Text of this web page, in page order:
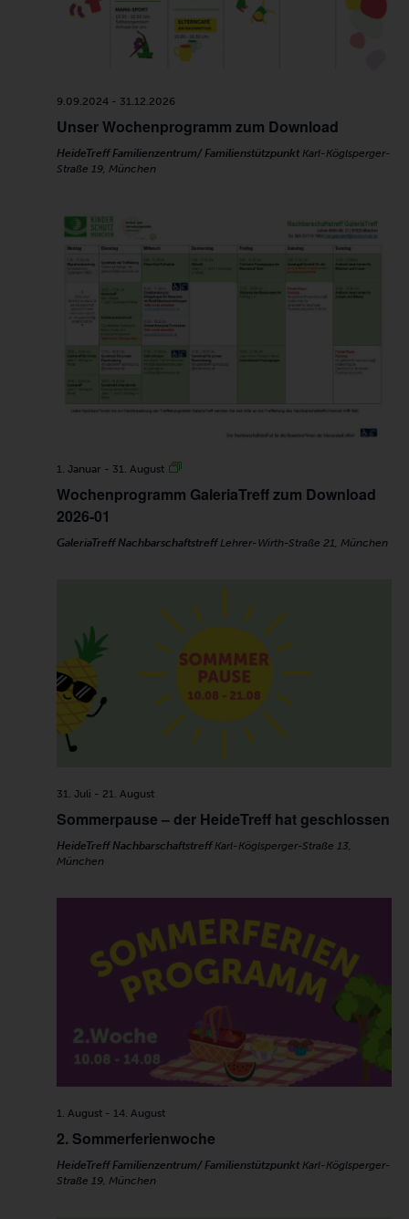
9.09.2024- 31.12.2026
Unser Wochenprogramm zum Download
HeideTreff Familienzentrum/ Familienstützpunkt Karl-Köglsperger-
Straße 19, München
1. Januar - 31. August
Wochenprogramm GaleriaTreff zum Download
2026-01
GaleriaTreff Nachbarschaftstreff Lehrer-Wirth-Straße 21, München
31. Juli - 21. August
Sommerpause – der HeideTreff hat geschlossen
HeideTreff Nachbarschaftstreff Karl-Köglsperger-Straße 13,
München
1. August- 14. August
2. Sommerferienwoche
HeideTreff Familienzentrum/ Familienstützpunkt Karl-Köglsperger-
Straße 19, München